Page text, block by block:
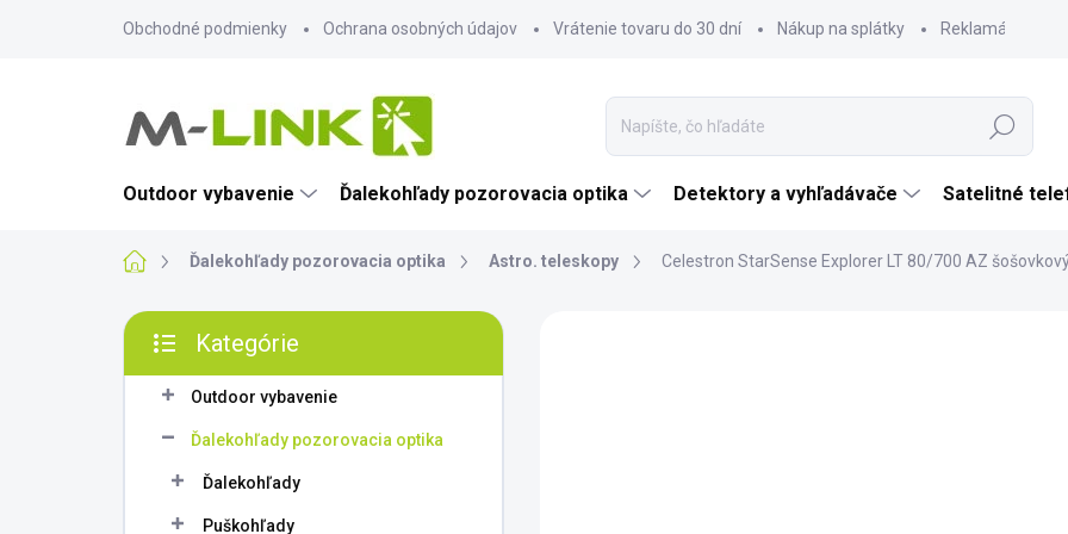
Obchodné podmienky Ochrana osobných údajov Vrátenie tovaru do 30 dní Nákup na splátky Reklamácia
Hľadať
Outdoor vybavenie Ďalekohľady pozorovacia optika Detektory a vyhľadávače Satelitné
DomovĎalekohľady pozorovacia optika Astro. teleskopy Celestron StarSense Explorer LT 80/700 AZ
B
č
kategórie
Kategórie
Outdoor vybavenie
Ďalekohľady pozorovacia optika
Ďalekohľady
Puškohľady